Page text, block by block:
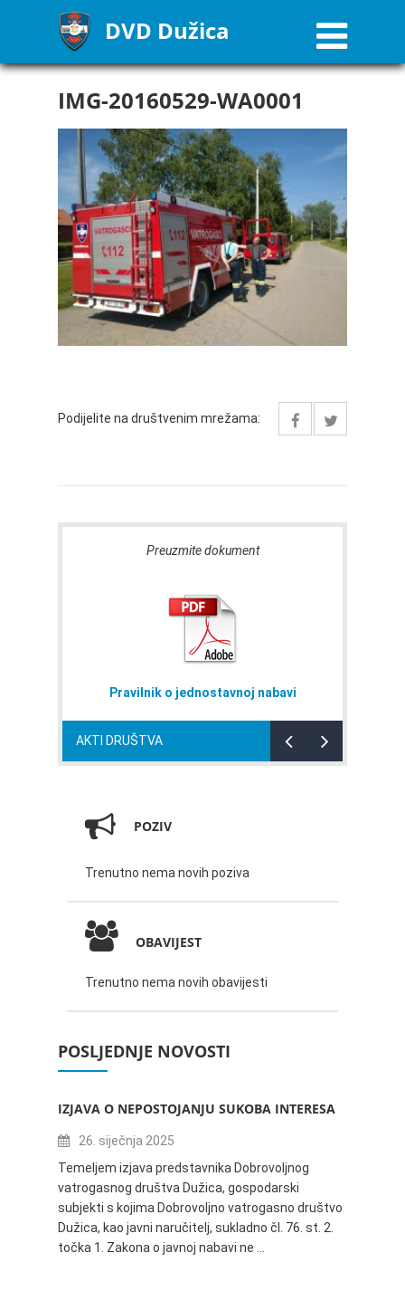
DVD Dužica
IMG-20160529-WA0001
Podijelite na društvenim mrežama:
AKTI DRUŠTVA
Preuzmite dokument
Pravilnik o jednostavnoj nabavi
POZIV
Trenutno nema novih poziva
OBAVIJEST
Trenutno nema novih obavijesti
POSLJEDNJE NOVOSTI
IZJAVA O NEPOSTOJANJU SUKOBA INTERESA
26. siječnja 2025
Temeljem izjava predstavnika Dobrovoljnog
vatrogasnog društva Dužica, gospodarski
subjekti s kojima Dobrovoljno vatrogasno društvo
Dužica, kao javni naručitelj, sukladno čl. 76. st. 2.
točka 1. Zakona o javnoj nabavi ne …